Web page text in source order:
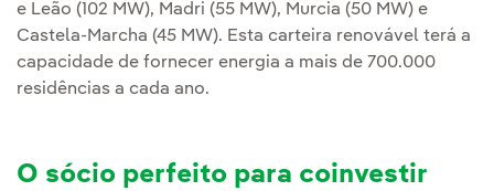
e Leão (102 MW), Madri (55 MW), Murcia (50 MW) e
Castela-Marcha (45 MW). Esta carteira renovável terá a
capacidade de fornecer energia a mais de 700.000
residências a cada ano.
O sócio perfeito para coinvestir